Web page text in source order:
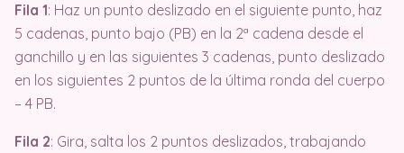
Fila 1: Haz un punto deslizado en el siguiente punto, haz
5 cadenas, punto bajo (PB) en la 2ª cadena desde el
ganchillo y en las siguientes 3 cadenas, punto deslizado
en los siguientes 2 puntos de la última ronda del cuerpo
– 4 PB.
Fila 2: Gira, salta los 2 puntos deslizados, trabajando